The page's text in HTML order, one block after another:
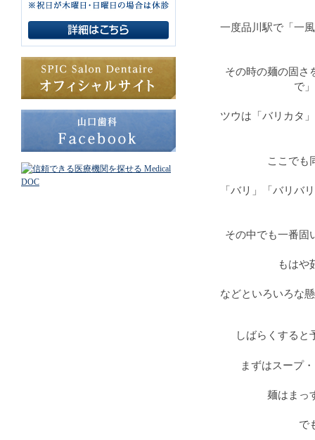
一度品川駅で「一
その時の麺の固さ
で
ツウは「バリカタ
ここでも
「バリ」「バリバ
その中でも一番固
もはや
などといろいろな
しばらくすると
まずはスープ
麺はまっ
で